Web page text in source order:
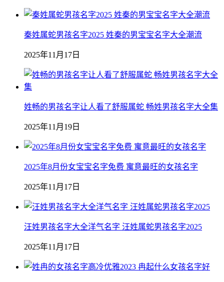
秦姓属蛇男孩名字2025 姓秦的男宝宝名字大全潮流
2025年11月17日
姓畅的男孩名字让人看了舒服属蛇 畅姓男孩名字大全集
2025年11月19日
2025年8月份女宝宝名字免费 寓意最旺的女孩名字
2025年11月17日
汪姓男孩名字大全洋气名字 汪姓属蛇男孩名字2025
2025年11月17日